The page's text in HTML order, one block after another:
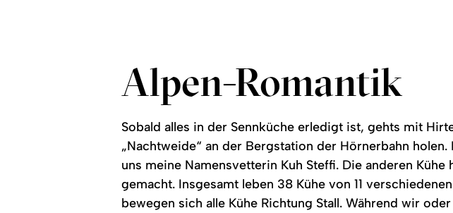
Alpen-Romantik
Sobald alles in der Sennküche erledigt ist, gehts mit
„Nachtweide“ an der Bergstation der Hörnerbahn
uns meine Namensvetterin Kuh Steffi. Die anderen
gemacht. Insgesamt leben 38 Kühe von 11
bewegen sich alle Kühe Richtung Stall. Während wir